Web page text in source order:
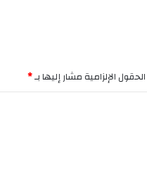
الحقول الإلزامية مشار إليها بـ*